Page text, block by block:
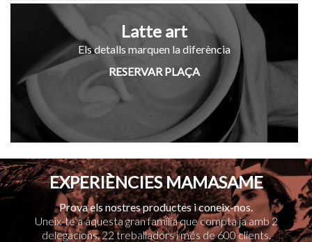
Latte art
Els detalls marquen la diferència
RESERVAR PLAÇA
EXPERIÈNCIES MAMASAME
Prova els nostres productes i coneix-nos.
Uneix-te a aquesta gran família que compta ja amb 2
delegacions, 22 treballadors i més de 600 clients.